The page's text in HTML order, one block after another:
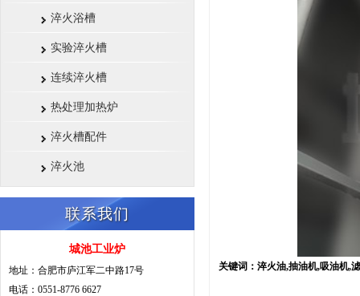
淬火浴槽
实验淬火槽
连续淬火槽
热处理加热炉
淬火槽配件
淬火池
联系我们
城池工业炉
地址：合肥市庐江军二中路17号
电话：0551-8776 6627
关键词：淬火油,抽油机,吸油机,